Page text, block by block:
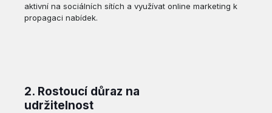
aktivní na sociálních sítích a využívat online marketing k
propagaci nabídek.
2. Rostoucí důraz na
udržitelnost